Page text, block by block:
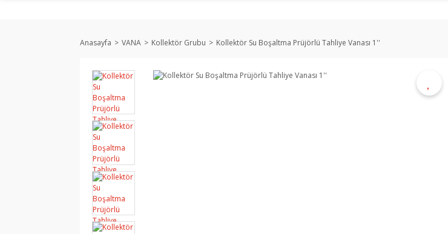
Anasayfa VANA Kollektör Grubu Kollektör Su Boşaltma Prüjörlü Tahliye Vanası 1''